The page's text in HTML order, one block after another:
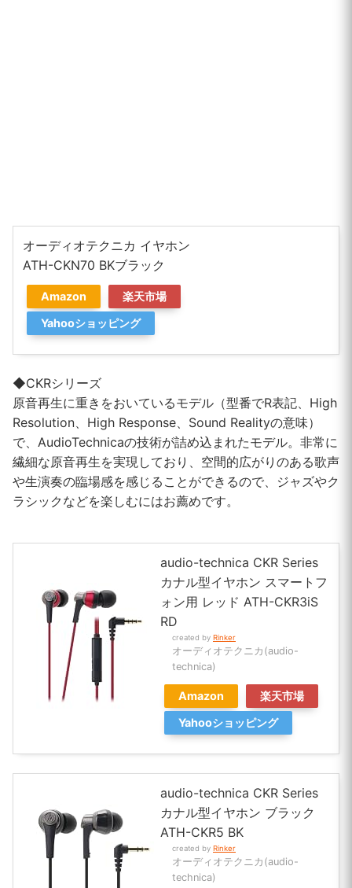
オーディオテクニカ イヤホン
ATH-CKN70 BKブラック
Amazon
楽天市場
Yahooショッピング
◆CKRシリーズ
原音再生に重きをおいているモデル（型番でR表記、High
Resolution、High Response、Sound Realityの意味）
で、AudioTechnicaの技術が詰め込まれたモデル。非常に
繊細な原音再生を実現しており、空間的広がりのある歌声
や生演奏の臨場感を感じることができるので、ジャズやク
ラシックなどを楽しむにはお薦めです。
audio-technica CKR Series
カナル型イヤホン スマートフ
ォン用 レッド ATH-CKR3iS
RD
created by Rinker
オーディオテクニカ(audio-
technica)
Amazon
楽天市場
Yahooショッピング
audio-technica CKR Series
カナル型イヤホン ブラック
ATH-CKR5 BK
created by Rinker
オーディオテクニカ(audio-
technica)